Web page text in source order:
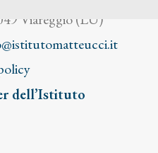
Viareggio (LU)
dell’Istituto